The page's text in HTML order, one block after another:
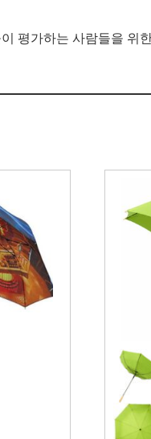
평가하는 사람들을 위